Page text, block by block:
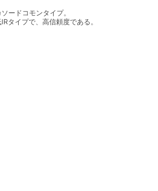
ソードコモンタイプ。
IRタイプで、高信頼度である。